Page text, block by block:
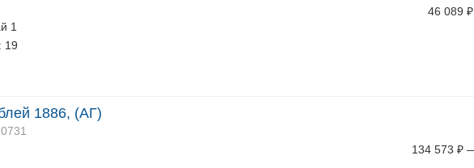
1
19
46 089 ₽
1886, (АГ)
134 573 ₽